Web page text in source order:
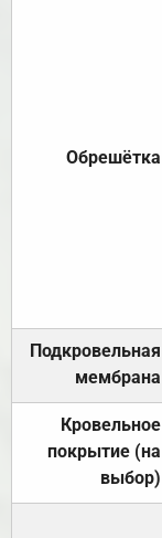
Обрешётка
Подкровельная
мембрана
Кровельное
покрытие (на
выбор)